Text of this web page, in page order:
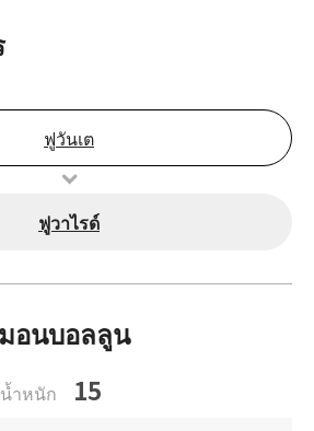
ฟูวันเต
ฟูวาไรด์
อนบอลลูน
น้ำหนัก 15